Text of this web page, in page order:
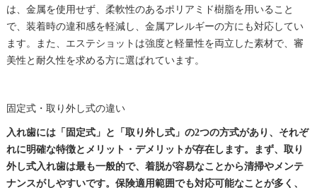
は、金属を使用せず、柔軟性のあるポリアミド樹脂を用いること
で、装着時の違和感を軽減し、金属アレルギーの方にも対応してい
ます。また、エステショットは強度と軽量性を両立した素材で、審
美性と耐久性を求める方に選ばれています。
固定式・取り外し式の違い
入れ歯には「固定式」と「取り外し式」の2つの方式があり、それぞ
れに明確な特徴とメリット・デメリットが存在します。まず、取り
外し式入れ歯は最も一般的で、着脱が容易なことから清掃やメンテ
ナンスがしやすいです。保険適用範囲でも対応可能なことが多く、